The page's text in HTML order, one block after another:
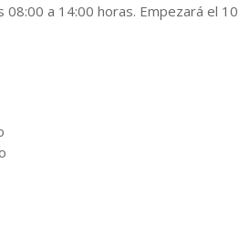
08:00 a 14:00 horas. Empezará el 10